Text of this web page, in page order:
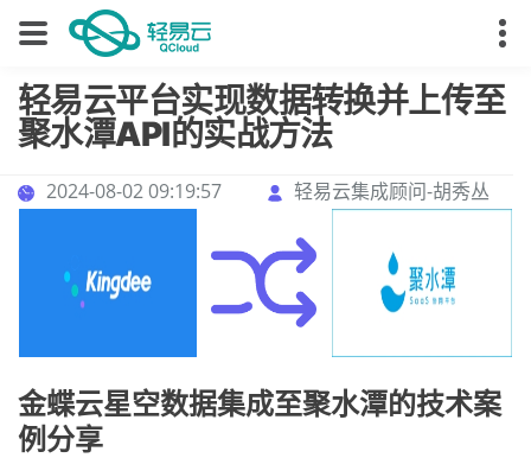
轻易云平台实现数据转换并上传至
聚水潭API的实战方法
2024-08-02 09:19:57 轻易云集成顾问-胡秀丛
金蝶云星空数据集成至聚水潭的技术案
例分享